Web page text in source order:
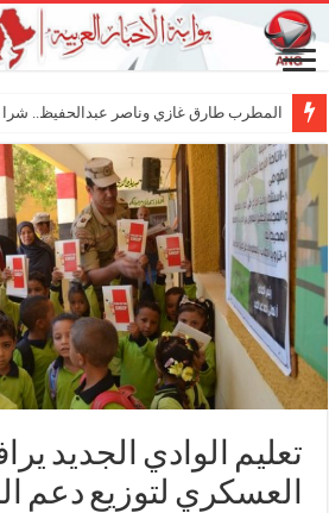
المطرب طارق غازي وناصر عبدالحفيظ..
تعليم الوادي الجديد
العسكري لتوزيع دعم